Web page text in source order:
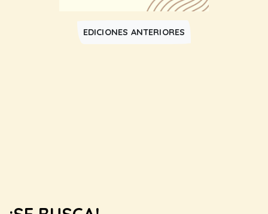
EDICIONES ANTERIORES